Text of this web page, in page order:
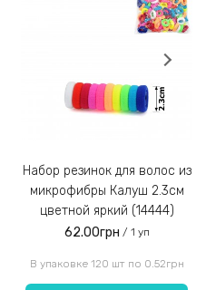
удачно дополнять любой наряд.
Набор резинок для волос из
микрофибры Калуш 2.3см
цветной яркий (14444)
62.00грн / 1 уп
В упаковке 120 шт по 0.52грн